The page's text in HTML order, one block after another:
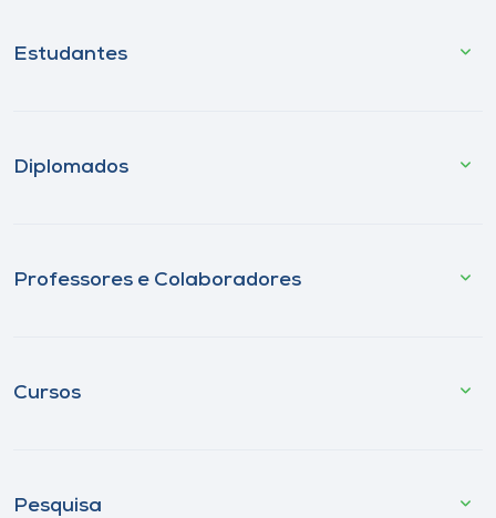
Estudantes
Diplomados
Professores e Colaboradores
Cursos
Pesquisa